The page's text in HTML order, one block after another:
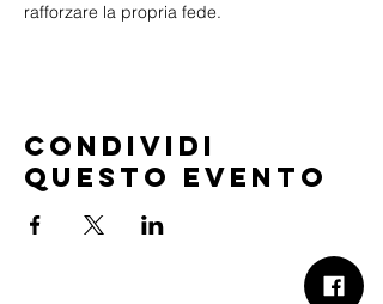
rafforzare la propria fede.
Condividi
questo evento